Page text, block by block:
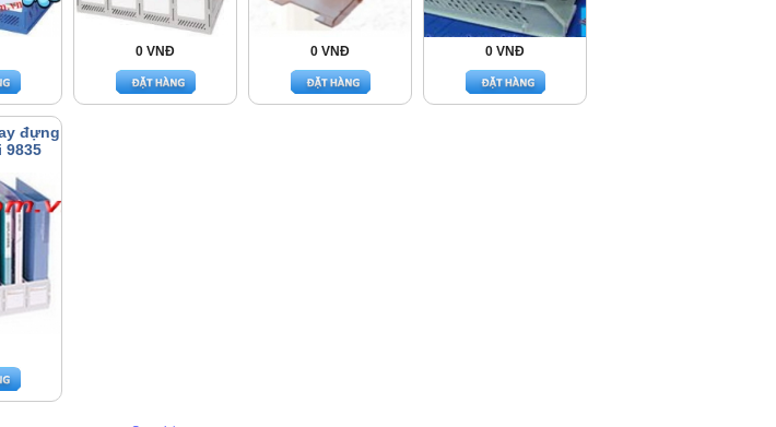
0 VNĐ 0 VNĐ 0 VNĐ
đựng
9835